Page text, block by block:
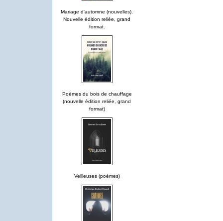
Mariage d'automne (nouvelles).
Nouvelle édition reliée, grand
format.
Poèmes du bois de chauffage
(nouvelle édition reliée, grand
format)
Veilleuses (poèmes)